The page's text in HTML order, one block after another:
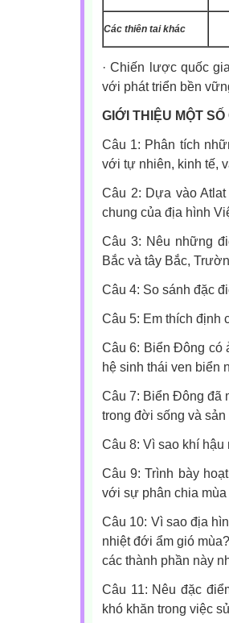
Các thiên tai khác
· Chiến lược quốc
với phát triển bền
GIỚI THIỆU MỘT
Câu 1: Phân tích
với tự nhiên, kinh tế,
Câu 2: Dựa vào
chung của địa hình
Câu 3: Nêu những
Bắc và tây Bắc,
Câu 4: So sánh đặc
Câu 5: Em thích định
Câu 6: Biển Đông có
hệ sinh thái ven biển
Câu 7: Biển Đông đã
trong đời sống và sản
Câu 8: Vì sao khí
Câu 9: Trình bày
với sự phân chia
Câu 10: Vì sao địa
nhiệt đới ẩm gió
các thành phần này
Câu 11: Nêu đặc
khó khăn trong việc